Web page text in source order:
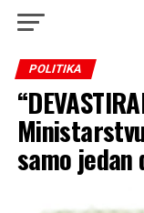
POLITIKA
samo